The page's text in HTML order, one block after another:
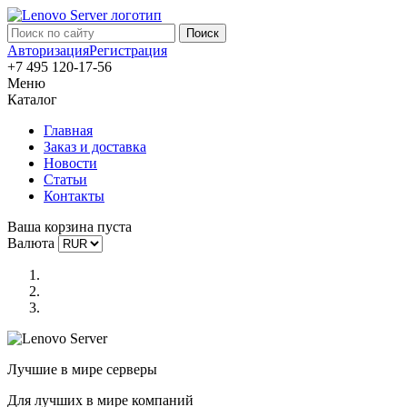
АвторизацияРегистрация
+7 495 120-17-56
Меню
Каталог
Главная
Заказ и доставка
Новости
Статьи
Контакты
Ваша корзина пуста
Валюта
Лучшие в мире серверы
Для лучших в мире компаний